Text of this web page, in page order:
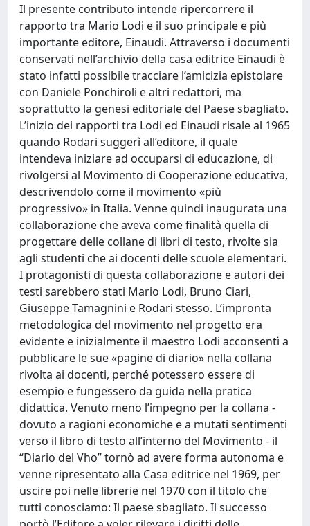
Il presente contributo intende ripercorrere il
rapporto tra Mario Lodi e il suo principale e più
importante editore, Einaudi. Attraverso i documenti
conservati nell’archivio della casa editrice Einaudi è
stato infatti possibile tracciare l’amicizia epistolare
con Daniele Ponchiroli e altri redattori, ma
soprattutto la genesi editoriale del Paese sbagliato.
L’inizio dei rapporti tra Lodi ed Einaudi risale al 1965
quando Rodari suggerì all’editore, il quale
intendeva iniziare ad occuparsi di educazione, di
rivolgersi al Movimento di Cooperazione educativa,
descrivendolo come il movimento «più
progressivo» in Italia. Venne quindi inaugurata una
collaborazione che aveva come finalità quella di
progettare delle collane di libri di testo, rivolte sia
agli studenti che ai docenti delle scuole elementari.
I protagonisti di questa collaborazione e autori dei
testi sarebbero stati Mario Lodi, Bruno Ciari,
Giuseppe Tamagnini e Rodari stesso. L’impronta
metodologica del movimento nel progetto era
evidente e inizialmente il maestro Lodi acconsentì a
pubblicare le sue «pagine di diario» nella collana
rivolta ai docenti, perché potessero essere di
esempio e fungessero da guida nella pratica
didattica. Venuto meno l’impegno per la collana -
dovuto a ragioni economiche e a mutati sentimenti
verso il libro di testo all’interno del Movimento - il
“Diario del Vho” tornò ad avere forma autonoma e
venne ripresentato alla Casa editrice nel 1969, per
uscire poi nelle librerie nel 1970 con il titolo che
tutti conosciamo: Il paese sbagliato. Il successo